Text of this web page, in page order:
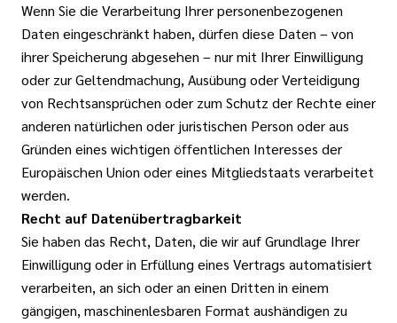
Wenn Sie die Verarbeitung Ihrer personenbezogenen
Daten eingeschränkt haben, dürfen diese Daten – von
ihrer Speicherung abgesehen – nur mit Ihrer Einwilligung
oder zur Geltendmachung, Ausübung oder Verteidigung
von Rechtsansprüchen oder zum Schutz der Rechte einer
anderen natürlichen oder juristischen Person oder aus
Gründen eines wichtigen öffentlichen Interesses der
Europäischen Union oder eines Mitgliedstaats verarbeitet
werden.
Recht auf Datenübertragbarkeit
Sie haben das Recht, Daten, die wir auf Grundlage Ihrer
Einwilligung oder in Erfüllung eines Vertrags automatisiert
verarbeiten, an sich oder an einen Dritten in einem
gängigen, maschinenlesbaren Format aushändigen zu